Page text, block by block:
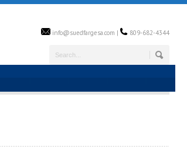
info@suedfargesa.com | 809-682-4344